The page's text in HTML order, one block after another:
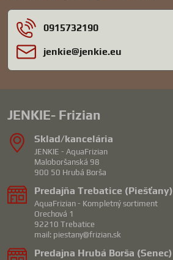
0915732190
jenkie​@jenkie​.eu
JENKIE- Frizian
Sklad/kancelária
JENKIE - AquaFrizian
Maloboršanská 98
900 50 Hrubá Borša
Predajňa Trebatice (Piešťany)
AquaFrizian - Kompletný sortiment
Orechová 1
92210 Trebatice
mail: piestany@frizian.sk
Predajna Hrubá Borša (Senec)